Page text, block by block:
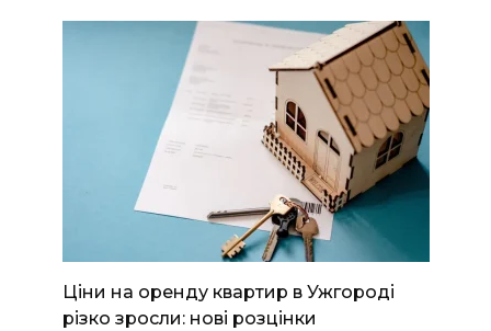
Ціни на оренду квартир в Ужгороді
різко зросли: нові розцінки